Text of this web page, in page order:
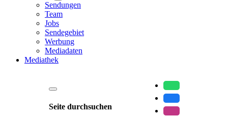
Sendungen
Team
Jobs
Sendegebiet
Werbung
Mediadaten
Mediathek
Seite durchsuchen